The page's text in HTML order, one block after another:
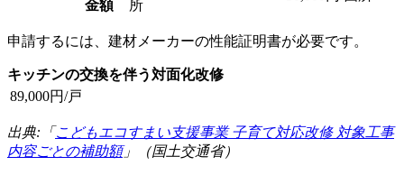
金額
所
申請するには、建材メーカーの性能証明書が必要です。
キッチンの交換を伴う対面化改修
89,000円/戸
出典:「 こどもエコすまい支援事業 子育て対応改修 対象工事
内容ごとの補助額」（国土交通省）